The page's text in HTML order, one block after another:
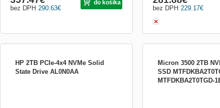
290.63€
bez DPH
do košíka
229.17€
bez DPH
HP 2TB PCIe-4x4 NVMe Solid
State Drive AL0N0AA
Micron 3500 2TB
SSD
MTFDKBA2T0TGD-